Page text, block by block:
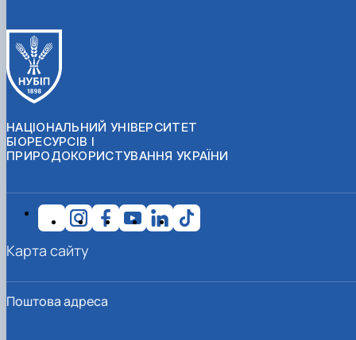
НАЦІОНАЛЬНИЙ УНІВЕРСИТЕТ
БІОРЕСУРСІВ І
ПРИРОДОКОРИСТУВАННЯ УКРАЇНИ
Поштова адреса
Карта сайту